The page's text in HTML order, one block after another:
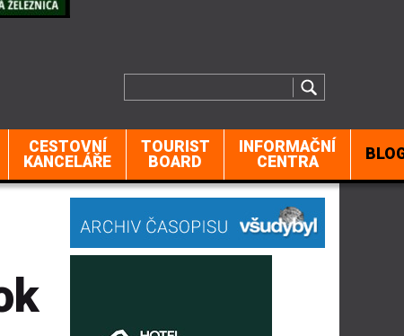
CESTOVNÍ
KANCELÁŘE
TOURIST
BOARD
INFORMAČNÍ
CENTRA